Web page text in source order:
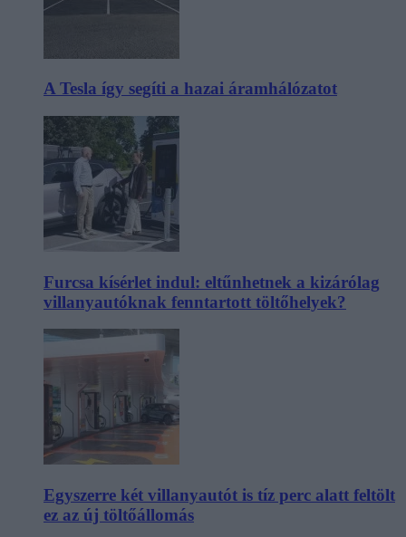
A Tesla így segíti a hazai áramhálózatot
Furcsa kísérlet indul: eltűnhetnek a kizárólag
villanyautóknak fenntartott töltőhelyek?
Egyszerre két villanyautót is tíz perc alatt feltölt
ez az új töltőállomás